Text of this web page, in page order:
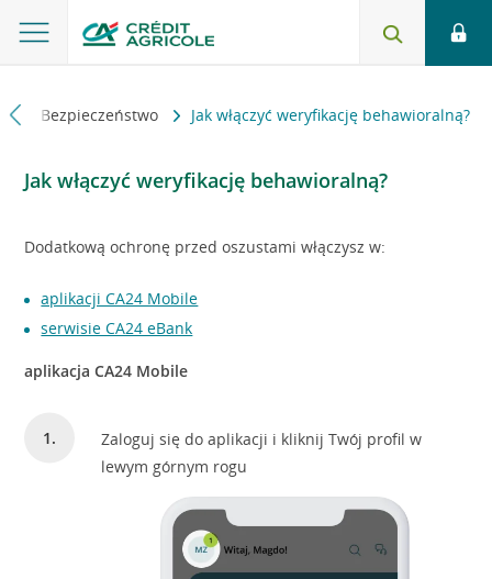
Bezpieczeństwo Jak włączyć weryfikację behawioralną?
Jak włączyć weryfikację behawioralną?
Dodatkową ochronę przed oszustami włączysz w:
aplikacji CA24 Mobile
serwisie CA24 eBank
aplikacja CA24 Mobile
Zaloguj się do aplikacji i kliknij Twój profil w
lewym górnym rogu